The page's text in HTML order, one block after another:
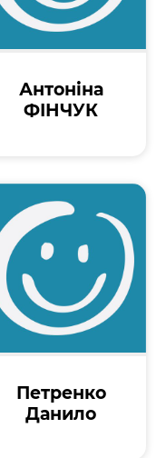
Антоніна
ФІНЧУК
Петренко
Данило